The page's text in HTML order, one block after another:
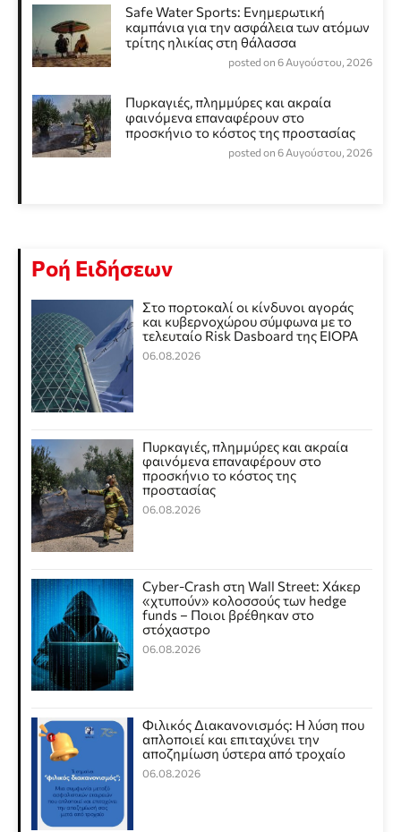
Safe Water Sports: Eνημερωτική
καμπάνια για την ασφάλεια των ατόμων
τρίτης ηλικίας στη θάλασσα
posted on 6 Αυγούστου, 2026
Πυρκαγιές, πλημμύρες και ακραία
φαινόμενα επαναφέρουν στο
προσκήνιο το κόστος της προστασίας
posted on 6 Αυγούστου, 2026
Ροή Ειδήσεων
Στο πορτοκαλί οι κίνδυνοι αγοράς
και κυβερνοχώρου σύμφωνα με το
τελευταίο Risk Dasboard της EIOPA
06.08.2026
Πυρκαγιές, πλημμύρες και ακραία
φαινόμενα επαναφέρουν στο
προσκήνιο το κόστος της
προστασίας
06.08.2026
Cyber-Crash στη Wall Street: Χάκερ
«χτυπούν» κολοσσούς των hedge
funds – Ποιοι βρέθηκαν στο
στόχαστρο
06.08.2026
Φιλικός Διακανονισμός: Η λύση που
απλοποιεί και επιταχύνει την
αποζημίωση ύστερα από τροχαίο
06.08.2026